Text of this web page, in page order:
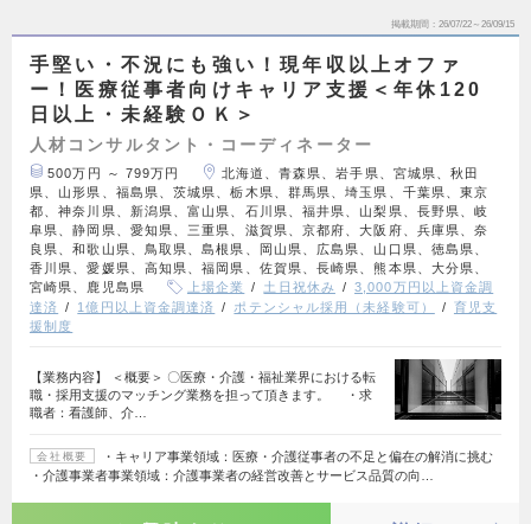
掲載期間 26/07/22～26/09/15
手堅い・不況にも強い！現年収以上オファ
ー！医療従事者向けキャリア支援＜年休120
日以上・未経験ＯＫ＞
人材コンサルタント・コーディネーター
500万円 ～ 799万円
北海道、青森県、岩手県、宮城県、秋田
県、山形県、福島県、茨城県、栃木県、群馬県、埼玉県、千葉県、東京
都、神奈川県、新潟県、富山県、石川県、福井県、山梨県、長野県、岐
阜県、静岡県、愛知県、三重県、滋賀県、京都府、大阪府、兵庫県、奈
良県、和歌山県、鳥取県、島根県、岡山県、広島県、山口県、徳島県、
香川県、愛媛県、高知県、福岡県、佐賀県、長崎県、熊本県、大分県、
宮崎県、鹿児島県
上場企業 土日祝休み
3,000万円以上資金調
達済
1億円以上資金調達済 ポテンシャル採用（未経験可）
育児支
援制度
【業務内容】 ＜概要＞ 〇医療・介護・福祉業界における転
職・採用支援のマッチング業務を担って頂きます。 ・求
職者：看護師、介…
会社概要
・キャリア事業領域：医療・介護従事者の不足と偏在の解消に挑む
・介護事業者事業領域：介護事業者の経営改善とサービス品質の向…